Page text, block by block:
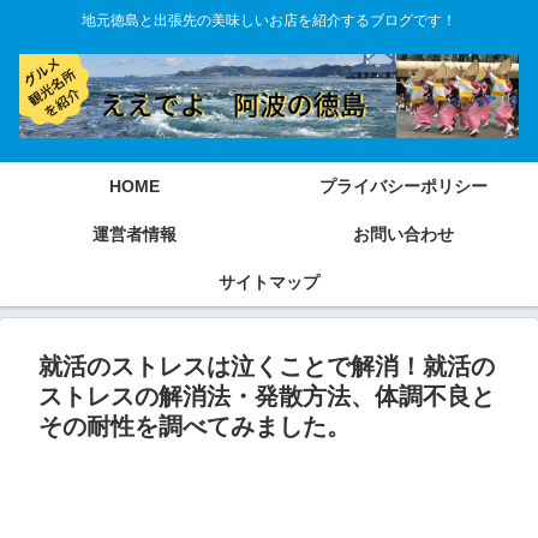
地元徳島と出張先の美味しいお店を紹介するブログです！
HOME プライバシーポリシー
運営者情報 お問い合わせ
サイトマップ
就活のストレスは泣くことで解消！就活の
ストレスの解消法・発散方法、体調不良と
その耐性を調べてみました。